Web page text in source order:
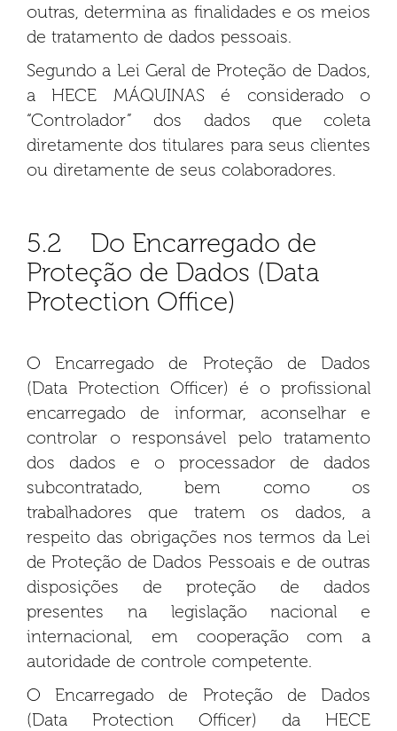
outras, determina as finalidades e os meios
de tratamento de dados pessoais.
Segundo a Lei Geral de Proteção de Dados,
a HECE MÁQUINAS é considerado o
“Controlador” dos dados que coleta
diretamente dos titulares para seus clientes
ou diretamente de seus colaboradores.
5.2 Do Encarregado de
Proteção de Dados (Data
Protection Office)
O Encarregado de Proteção de Dados
(Data Protection Officer) é o profissional
encarregado de informar, aconselhar e
controlar o responsável pelo tratamento
dos dados e o processador de dados
subcontratado, bem como os
trabalhadores que tratem os dados, a
respeito das obrigações nos termos da Lei
de Proteção de Dados Pessoais e de outras
disposições de proteção de dados
presentes na legislação nacional e
internacional, em cooperação com a
autoridade de controle competente.
O Encarregado de Proteção de Dados
(Data Protection Officer) da HECE